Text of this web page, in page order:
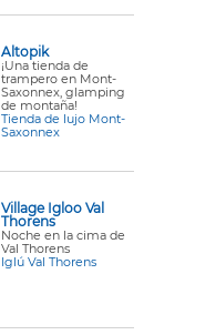
Altopik
¡Una tienda de
trampero en Mont-
Saxonnex, glamping
de montaña!
Tienda de lujo Mont-
Saxonnex
Village Igloo Val
Thorens
Noche en la cima de
Val Thorens
Iglú Val Thorens